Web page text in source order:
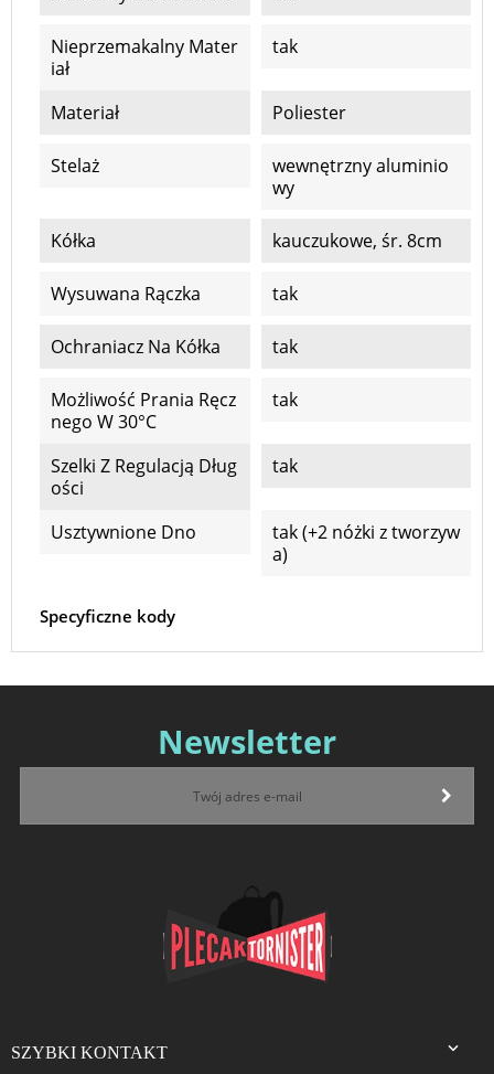
Nieprzemakalny Mater
Iał
tak
Materiał Poliester
Stelaż
wewnętrzny aluminio
wy
Kółka kauczukowe, śr. 8cm
Wysuwana Rączka tak
Ochraniacz Na Kółka tak
Możliwość Prania Ręcz
Nego W 30°C
tak
Szelki Z Regulacją Dług
Ości
tak
Usztywnione Dno
tak (+2 nóżki z tworzyw
a)
Specyficzne kody
Newsletter
SZYBKI KONTAKT 